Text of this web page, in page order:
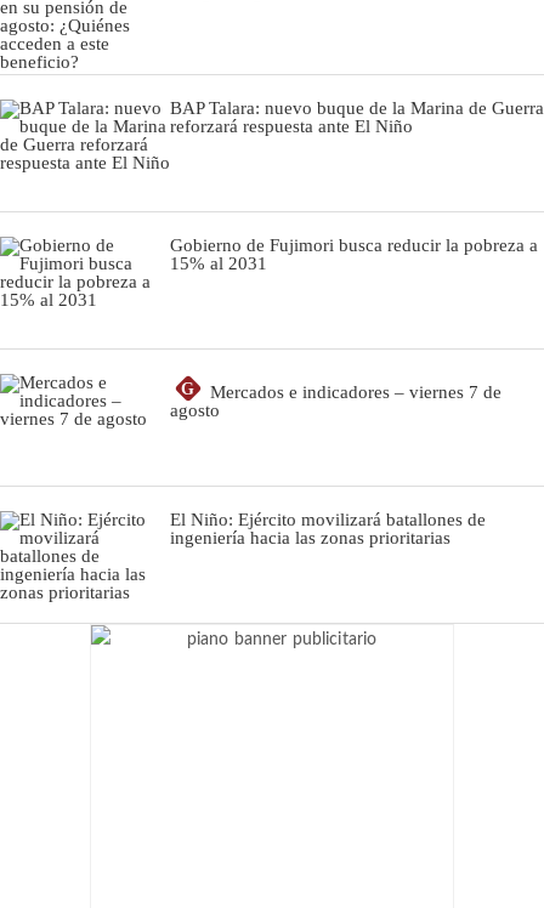
BAP Talara: nuevo buque de la Marina de Guerra
reforzará respuesta ante El Niño
Gobierno de Fujimori busca reducir la pobreza a
15% al 2031
G
Mercados e indicadores – viernes 7 de
agosto
El Niño: Ejército movilizará batallones de
ingeniería hacia las zonas prioritarias